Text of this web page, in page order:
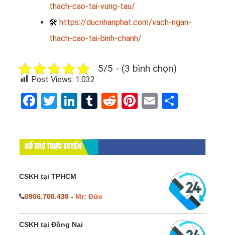
thach-cao-tai-vung-tau/
🛠 https://ducnhanphat.com/vach-ngan-
thach-cao-tai-binh-chanh/
5/5 - (3 bình chọn)
Post Views: 1.032
Facebook
Twitter
LinkedIn
Tumblr
RedditPinterest
Email
HỔ TRỢ TRỰC TUYẾN
CSKH tại TPHCM
0906.700.438 - Mr: Đức
CSKH tại Đồng Nai